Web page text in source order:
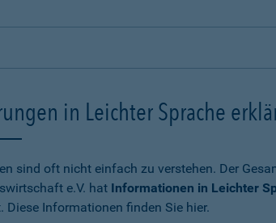
in Leichter Sprache
sind oft nicht einfach zu verstehen. Der
e.V. hat Informationen in Leichter
Diese Informationen finden Sie hier.